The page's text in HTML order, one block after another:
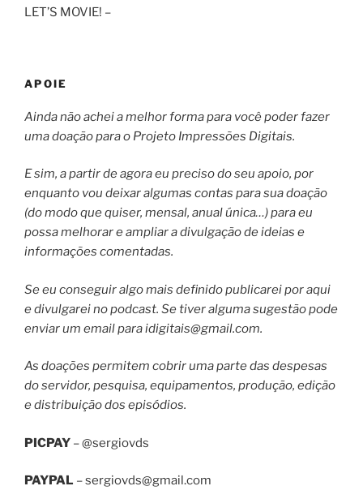
LET’S MOVIE! –
APOIE
Ainda não achei a melhor forma para você poder fazer
uma doação para o Projeto Impressões Digitais.
E sim, a partir de agora eu preciso do seu apoio, por
enquanto vou deixar algumas contas para sua doação
(do modo que quiser, mensal, anual única…) para eu
possa melhorar e ampliar a divulgação de ideias e
informações comentadas.
Se eu conseguir algo mais definido publicarei por aqui
e divulgarei no podcast. Se tiver alguma sugestão pode
enviar um email paraidigitais@gmail.com.
As doações permitem cobrir uma parte das despesas
do servidor, pesquisa, equipamentos, produção, edição
e distribuição dos episódios.
PICPAY – @sergiovds
PAYPAL –sergiovds@gmail.com